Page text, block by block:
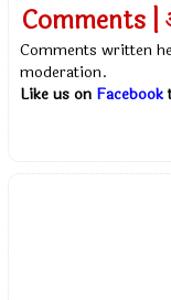
Comments |
Comments written
moderation.
Like us on Facebook